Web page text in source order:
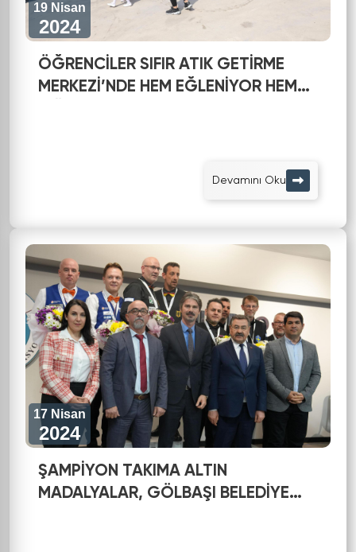
19 Nisan
2024
ÖĞRENCİLER SIFIR ATIK GETİRME
MERKEZİ’NDE HEM EĞLENİYOR HEM
Devamını Oku
17 Nisan
2024
ŞAMPİYON TAKIMA ALTIN
MADALYALAR, GÖLBAŞI BELEDİYE